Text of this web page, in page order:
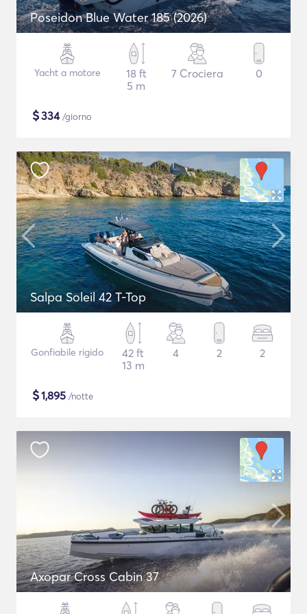
Poseidon Blue Water 185 (2026)
Yacht a motore
18 ft
5 m
7 Crociera 0
$334/giorno
Salpa Soleil 42 T-Top
Gonfiabile rigido
42 ft
13 m
4 2 2
$1,895 /notte
Axopar Cross Cabin 37